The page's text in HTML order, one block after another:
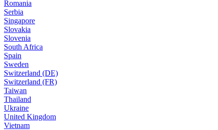
Romania
Serbia
Singapore
Slovakia
Slovenia
South Africa
Spain
Sweden
Switzerland (DE)
Switzerland (FR)
Taiwan
Thailand
Ukraine
United Kingdom
Vietnam